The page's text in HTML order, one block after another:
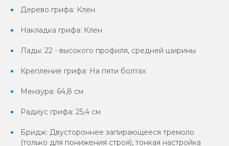
Дерево грифа: Клен
Накладка грифа: Клен
Лады: 22 - высокого профиля, средней ширины
Крепление грифа: На пяти болтах
Мензура: 64,8 см
Радиус грифа: 25,4 см
Бридж: Двустороннее запирающееся тремоло
(только для понижения строя), тонкая настройка